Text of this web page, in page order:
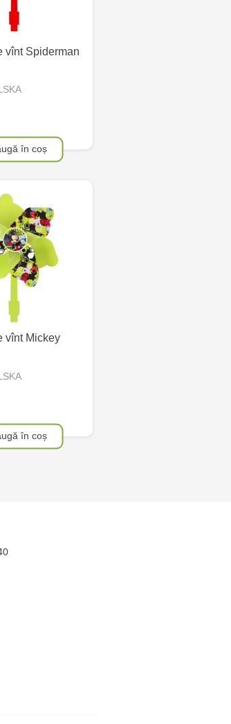
vînt Spiderman
în coș
vînt Mickey
în coș